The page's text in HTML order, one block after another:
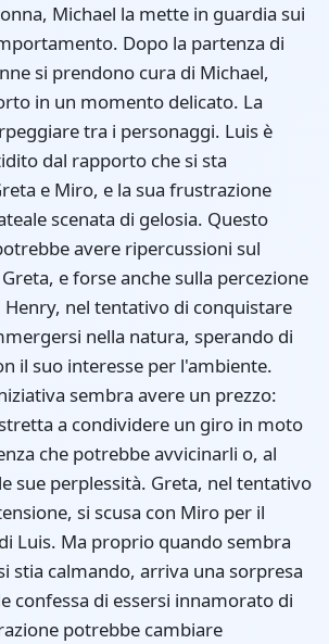
Michael la mette in guardia sui
Dopo la partenza di
si prendono cura di Michael,
in un momento delicato. La
tra i personaggi. Luis è
dal rapporto che si sta
e Miro, e la sua frustrazione
scenata di gelosia. Questo
avere ripercussioni sul
e forse anche sulla percezione
Henry, nel tentativo di conquistare
nella natura, sperando di
il suo interesse per l'ambiente.
sembra avere un prezzo:
a condividere un giro in moto
che potrebbe avvicinarli o, al
sue perplessità. Greta, nel tentativo
si scusa con Miro per il
Luis. Ma proprio quando sembra
stia calmando, arriva una sorpresa
confessa di essersi innamorato di
potrebbe cambiare